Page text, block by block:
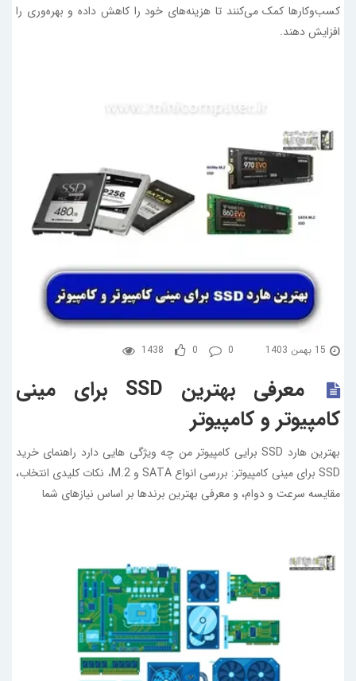
کسب‌وکارها کمک می‌کنند تا هزینه‌های خود را کاهش داده و بهره‌وری را
افزایش دهند.
15 بهمن 1403 1438 0 0
معرفی بهترین SSD برای مینی
کامپیوتر و کامپیوتر
بهترین هارد SSD برایی کامپیوتر من چه ویژگی هایی دارد راهنمای خرید
SSD برای مینی کامپیوتر: بررسی انواع SATA و M.2، نکات کلیدی انتخاب،
مقایسه سرعت و دوام، و معرفی بهترین برندها بر اساس نیازهای شما